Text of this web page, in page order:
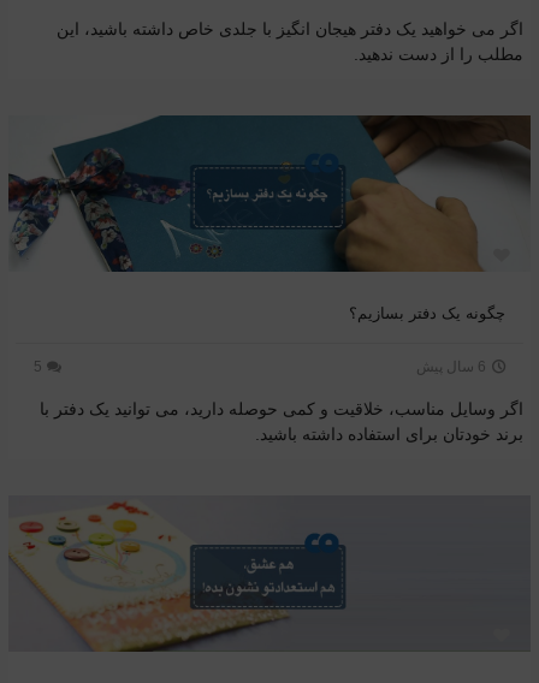
اگر می خواهید یک دفتر هیجان انگیز با جلدی خاص داشته باشید، این
مطلب را از دست ندهید.
چگونه یک دفتر بسازیم؟
5 6 سال پیش
اگر وسایل مناسب، خلاقیت و کمی حوصله دارید، می توانید یک دفتر با
برند خودتان برای استفاده داشته باشید.